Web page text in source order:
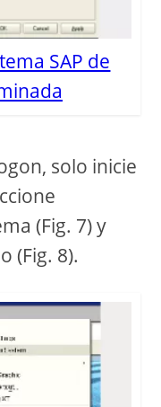
SAP de
solo inicie
(Fig. 7) y
(Fig. 8).